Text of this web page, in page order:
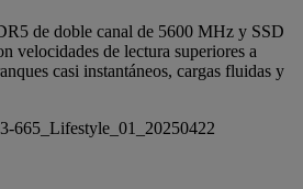
de doble canal de 5600 MHz y SSD
velocidades de lectura superiores a
casi instantáneos, cargas fluidas y